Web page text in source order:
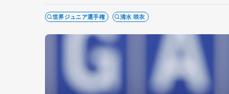
世界ジュニア選手権 清水 咲衣